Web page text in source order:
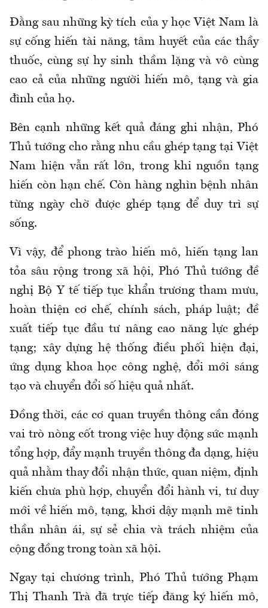
Đằng sau những kỳ tích của y học Việt Nam là
sự cống hiến tài năng, tâm huyết của các thầy
thuốc, cùng sự hy sinh thầm lặng và vô cùng
cao cả của những người hiến mô, tạng và gia
đình của họ.
Bên cạnh những kết quả đáng ghi nhận, Phó
Thủ tướng cho rằng nhu cầu ghép tạng tại Việt
Nam hiện vẫn rất lớn, trong khi nguồn tạng
hiến còn hạn chế. Còn hàng nghìn bệnh nhân
từng ngày chờ được ghép tạng để duy trì sự
sống.
Vì vậy, để phong trào hiến mô, hiến tạng lan
tỏa sâu rộng trong xã hội, Phó Thủ tướng đề
nghị Bộ Y tế tiếp tục khẩn trương tham mưu,
hoàn thiện cơ chế, chính sách, pháp luật; đề
xuất tiếp tục đầu tư nâng cao năng lực ghép
tạng; xây dựng hệ thống điều phối hiện đại,
ứng dụng khoa học công nghệ, đổi mới sáng
tạo và chuyển đổi số hiệu quả nhất.
Đồng thời, các cơ quan truyền thông cần đóng
vai trò nòng cốt trong việc huy động sức mạnh
tổng hợp, đẩy mạnh truyền thông đa dạng, hiệu
quả nhằm thay đổi nhận thức, quan niệm, định
kiến chưa phù hợp, chuyển đổi hành vi, tư duy
mới về hiến mô, tạng, khơi dậy mạnh mẽ tinh
thần nhân ái, sự sẻ chia và trách nhiệm của
cộng đồng trong toàn xã hội.
Ngay tại chương trình, Phó Thủ tướng Phạm
Thị Thanh Trà đã trực tiếp đăng ký hiến mô,